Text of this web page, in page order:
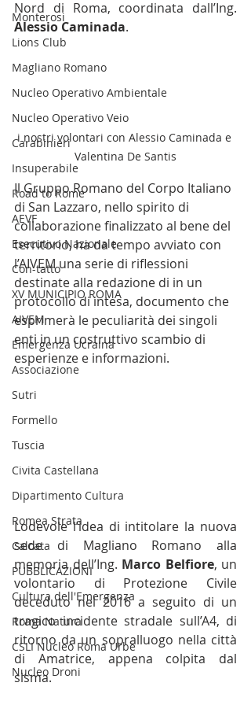
Monterosi
Lions Club
Magliano Romano
Nucleo Operativo Ambientale
Nucleo Operativo Veio
Carabinieri
Insuperabile
Road to Rome
AEVF
Esecutivo Nazionale
Con-tatto
XV MUNICIPIO ROMA
AIVEM
Emergenza Ucraina
Associazione
Sutri
Formello
Tuscia
Civita Castellana
Dipartimento Cultura
Romea Strata
Calcata
PUBBLICAZIONI
Cultura dell'Emergenza
Roma Natura
CSLI Nucleo Roma Urbe
Nucleo Droni
Alessio Caminada.
i nostri volontari con Alessio Caminada e
Valentina De Santis
Il Gruppo Romano del Corpo Italiano
di San Lazzaro, nello spirito di
collaborazione finalizzato al bene del
territorio, ha da tempo avviato con
l’AIVEM una serie di riflessioni
destinate alla redazione di in un
protocollo di intesa, documento che
esprimerà le peculiarità dei singoli
enti in un costruttivo scambio di
esperienze e informazioni.
Lodevole l’idea di intitolare la nuova
sede di Magliano Romano alla
memoria dell’Ing. Marco Belfiore, un
volontario di Protezione Civile
deceduto nel 2016 a seguito di un
tragico incidente stradale sull’A4, di
ritorno da un sopralluogo nella città
di Amatrice, appena colpita dal
sisma.